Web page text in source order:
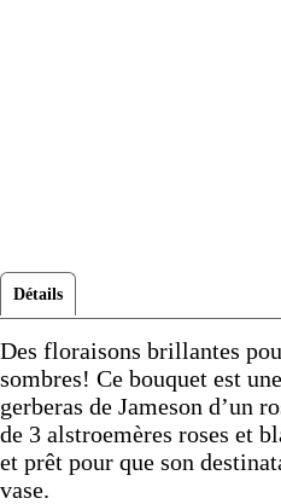
Détails
Des floraisons brillantes
sombres! Ce bouquet est
gerberas de Jameson d’un
de 3 alstroemères roses et
et prêt pour que son
vase.